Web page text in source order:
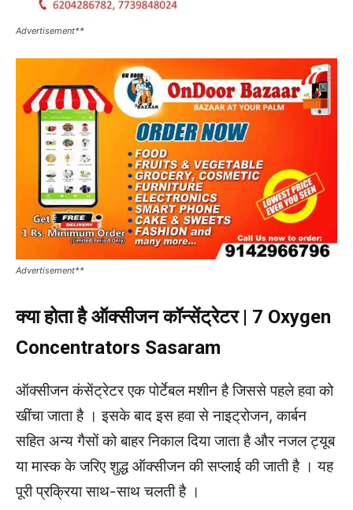
Advertisement**
Advertisement**
क्या होता है ऑक्सीजन कॉन्सेंट्रेटर | 7 Oxygen
Concentrators Sasaram
ऑक्सीजन कंसेंट्रेटर एक पोर्टेबल मशीन है जिससे पहले हवा को
खींचा जाता है । इसके बाद इस हवा से नाइट्रोजन, कार्बन
सहित अन्य गैसों को बाहर निकाल दिया जाता है और नजल ट्यूब
या मास्क के जरिए शुद्ध ऑक्सीजन की सप्लाई की जाती है । यह
पूरी प्रक्रिया साथ-साथ चलती है ।